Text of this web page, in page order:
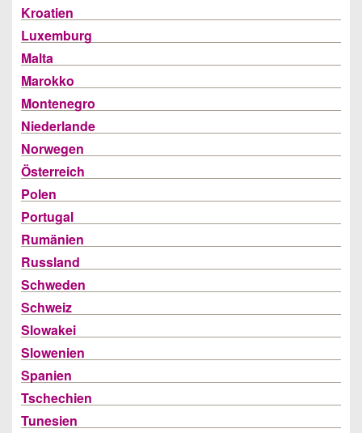
Kroatien
Luxemburg
Malta
Marokko
Montenegro
Niederlande
Norwegen
Österreich
Polen
Portugal
Rumänien
Russland
Schweden
Schweiz
Slowakei
Slowenien
Spanien
Tschechien
Tunesien